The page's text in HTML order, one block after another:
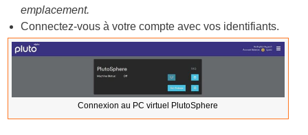
emplacement.
Connectez-vous à votre compte avec vos identifiants.
Connexion au PC virtuel PlutoSphere